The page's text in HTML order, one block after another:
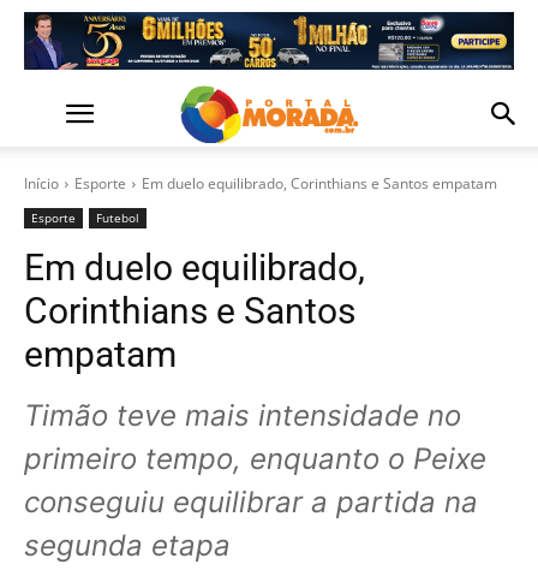
Início Esporte Em duelo equilibrado, Corinthians e Santos empatam
Esporte Futebol
Em duelo equilibrado,
Corinthians e Santos
empatam
Timão teve mais intensidade no
primeiro tempo, enquanto o Peixe
conseguiu equilibrar a partida na
segunda etapa